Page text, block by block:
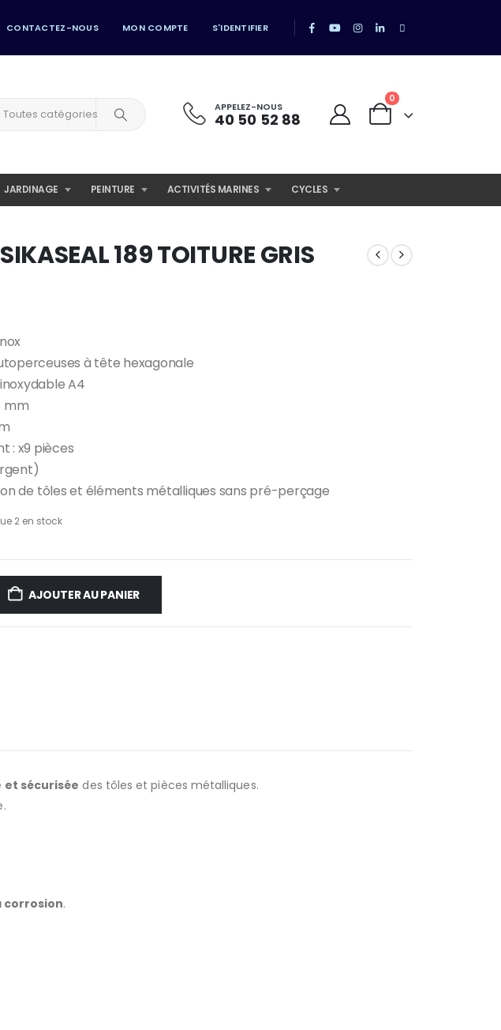
CONTACTEZ-NOUS MON COMPTE S'IDENTIFIER
Toutes catégories APPELEZ-NOUS
40 50 52 88
0
JARDINAGE PEINTURE ACTIVITÉS MARINES CYCLES
189 TOITURE GRIS
à tête hexagonale
A4
mm
: x9 pièces
de tôles et éléments métalliques sans pré-perçage
2 en stock
AJOUTER AU PANIER
et sécurisée des tôles et pièces métalliques.
corrosion.